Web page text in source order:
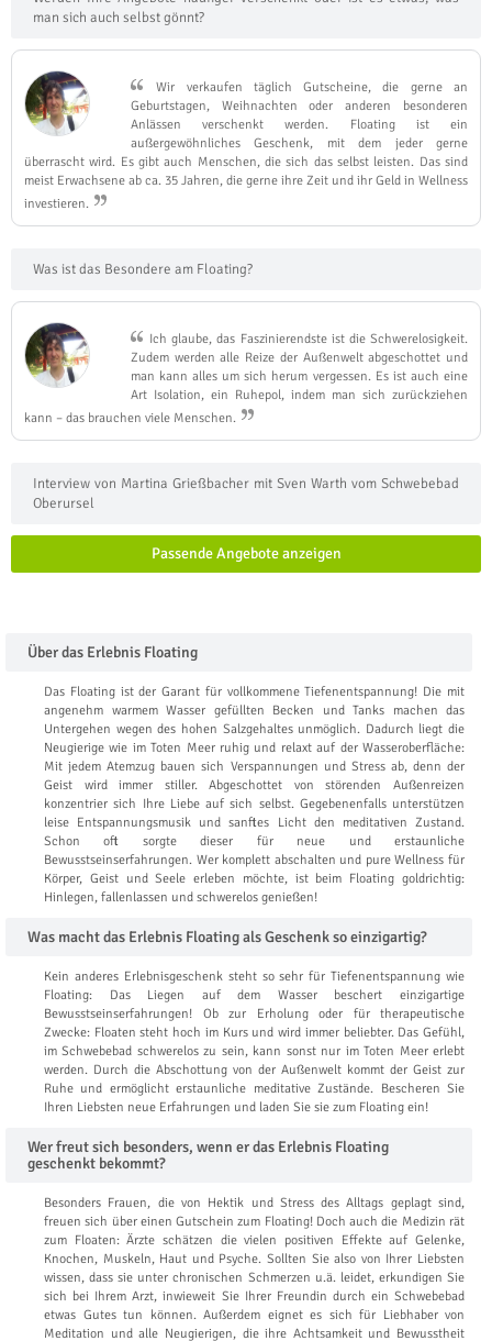
man sich auch selbst gönnt?
Wir verkaufen täglich Gutscheine, die gerne an
Geburtstagen, Weihnachten oder anderen besonderen
Anlässen verschenkt werden. Floating ist ein
außergewöhnliches Geschenk, mit dem jeder gerne
überrascht wird. Es gibt auch Menschen, die sich das selbst leisten. Das sind
meist Erwachsene ab ca. 35 Jahren, die gerne ihre Zeit und ihr Geld in Wellness
investieren.
Was ist das Besondere am Floating?
Ich glaube, das Faszinierendste ist die Schwerelosigkeit.
Zudem werden alle Reize der Außenwelt abgeschottet und
man kann alles um sich herum vergessen. Es ist auch eine
Art Isolation, ein Ruhepol, indem man sich zurückziehen
kann – das brauchen viele Menschen.
Interview von Martina Grießbacher mit Sven Warth vom Schwebebad
Oberursel
Passende Angebote anzeigen
Über das Erlebnis Floating
Das Floating ist der Garant für vollkommene Tiefenentspannung! Die mit
angenehm warmem Wasser gefüllten Becken und Tanks machen das
Untergehen wegen des hohen Salzgehaltes unmöglich. Dadurch liegt die
Neugierige wie im Toten Meer ruhig und relaxt auf der Wasseroberfläche:
Mit jedem Atemzug bauen sich Verspannungen und Stress ab, denn der
Geist wird immer stiller. Abgeschottet von störenden Außenreizen
konzentrier sich Ihre Liebe auf sich selbst. Gegebenenfalls unterstützen
leise Entspannungsmusik und sanftes Licht den meditativen Zustand.
Schon oft sorgte dieser für neue und erstaunliche
Bewusstseinserfahrungen. Wer komplett abschalten und pure Wellness für
Körper, Geist und Seele erleben möchte, ist beim Floating goldrichtig:
Hinlegen, fallenlassen und schwerelos genießen!
Was macht das Erlebnis Floating als Geschenk so einzigartig?
Kein anderes Erlebnisgeschenk steht so sehr für Tiefenentspannung wie
Floating: Das Liegen auf dem Wasser beschert einzigartige
Bewusstseinserfahrungen! Ob zur Erholung oder für therapeutische
Zwecke: Floaten steht hoch im Kurs und wird immer beliebter. Das Gefühl,
im Schwebebad schwerelos zu sein, kann sonst nur im Toten Meer erlebt
werden. Durch die Abschottung von der Außenwelt kommt der Geist zur
Ruhe und ermöglicht erstaunliche meditative Zustände. Bescheren Sie
Ihren Liebsten neue Erfahrungen und laden Sie sie zum Floating ein!
Wer freut sich besonders, wenn er das Erlebnis Floating
geschenkt bekommt?
Besonders Frauen, die von Hektik und Stress des Alltags geplagt sind,
freuen sich über einen Gutschein zum Floating! Doch auch die Medizin rät
zum Floaten: Ärzte schätzen die vielen positiven Effekte auf Gelenke,
Knochen, Muskeln, Haut und Psyche. Sollten Sie also von Ihrer Liebsten
wissen, dass sie unter chronischen Schmerzen u.ä. leidet, erkundigen Sie
sich bei Ihrem Arzt, inwieweit Sie Ihrer Freundin durch ein Schwebebad
etwas Gutes tun können. Außerdem eignet es sich für Liebhaber von
Meditation und alle Neugierigen, die ihre Achtsamkeit und Bewusstheit